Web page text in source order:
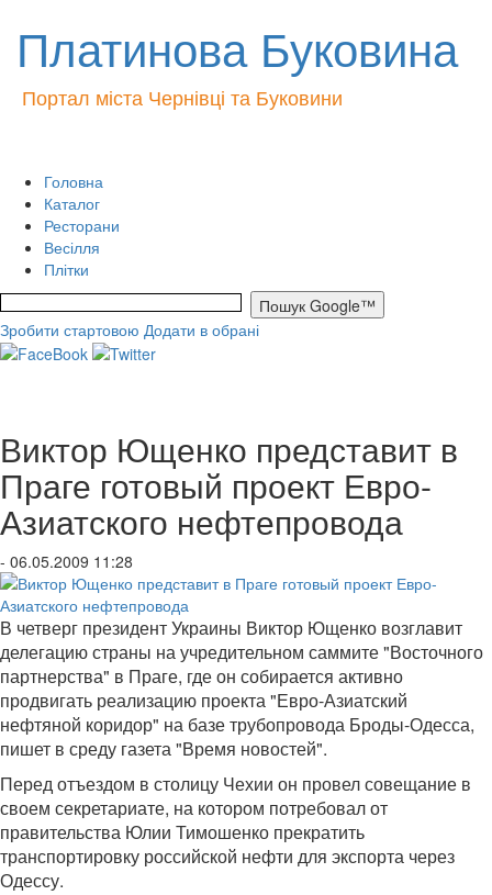
Платинова Буковина
Портал міста Чернівці та Буковини
Головна
Каталог
Ресторани
Весілля
Плітки
Зробити стартовою Додати в обрані
Виктор Ющенко представит в
Праге готовый проект Евро-
Азиатского нефтепровода
- 06.05.2009 11:28
В четверг президент Украины Виктор Ющенко возглавит
делегацию страны на учредительном саммите "Восточного
партнерства" в Праге, где он собирается активно
продвигать реализацию проекта "Евро-Азиатский
нефтяной коридор" на базе трубопровода Броды-Одесса,
пишет в среду газета "Время новостей".
Перед отъездом в столицу Чехии он провел совещание в
своем секретариате, на котором потребовал от
правительства Юлии Тимошенко прекратить
транспортировку российской нефти для экспорта через
Одессу.